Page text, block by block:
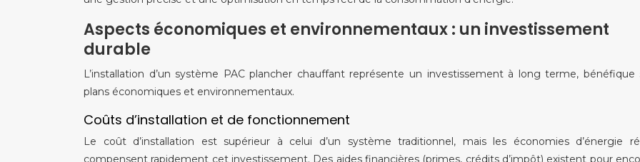
Aspects économiques et environnementaux : un investissement
durable
L’installation d’un système PAC plancher chauffant représente un investissement à long terme, bénéfique
plans économiques et environnementaux.
Coûts d’installation et de fonctionnement
Le coût d’installation est supérieur à celui d’un système traditionnel, mais les économies d’énergie
compensent rapidement cet investissement. Des aides financières (primes, crédits d’impôt) existent pour